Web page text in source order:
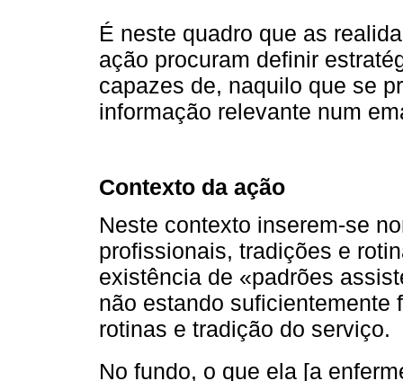
É neste quadro que as
ação procuram definir
capazes de, naquilo que se
informação relevante num
Contexto da ação
Neste contexto inserem-se
profissionais, tradições e
existência de «padrões
não estando suficientemente
rotinas e tradição do serviço.
No fundo, o que ela [a